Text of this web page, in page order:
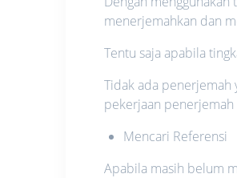
menerjemahkan dan
Tentu saja apabila
Tidak ada penerjemah
pekerjaan penerjemah
Mencari Referensi
Apabila masih belum